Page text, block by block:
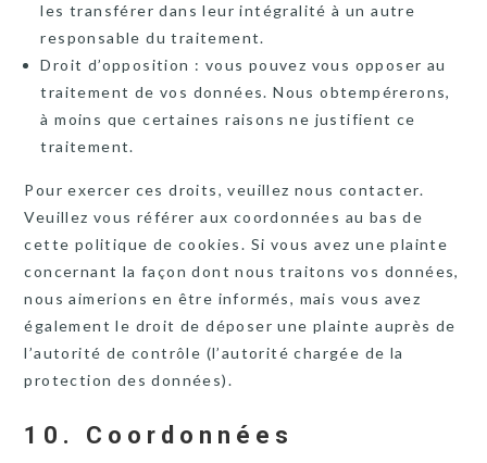
les transférer dans leur intégralité à un autre
responsable du traitement.
Droit d’opposition : vous pouvez vous opposer au
traitement de vos données. Nous obtempérerons,
à moins que certaines raisons ne justifient ce
traitement.
Pour exercer ces droits, veuillez nous contacter.
Veuillez vous référer aux coordonnées au bas de
cette politique de cookies. Si vous avez une plainte
concernant la façon dont nous traitons vos données,
nous aimerions en être informés, mais vous avez
également le droit de déposer une plainte auprès de
l’autorité de contrôle (l’autorité chargée de la
protection des données).
10. Coordonnées